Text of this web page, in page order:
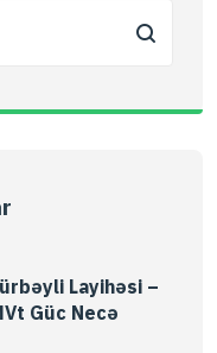
Layihəsi –
Güc Necə